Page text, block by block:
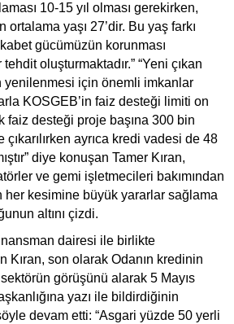
10-15 yıl olması gerekirken,
yaşı 27’dir. Bu yaş farkı
gücümüzün korunması
oluşturmaktadır.” “Yeni çıkan
yenilenmesi için önemli imkanlar
KOSGEB’in faiz desteği limiti on
faiz desteği proje başına 300 bin
çıkarılırken ayrıca kredi vadesi de 48
diye konuşan Tamer Kıran,
ve gemi işletmecileri bakımından
her kesimine büyük yararlar sağlama
altını çizdi.
dairesi ile birlikte
Kıran, son olarak Odanın kredinin
görüşünü alarak 5 Mayıs
yazı ile bildirdiğinin
devam etti: “Asgari yüzde 50 yerli